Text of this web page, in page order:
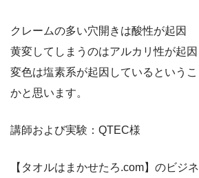
クレームの多い穴開きは酸性が起因
黄変してしまうのはアルカリ性が起因
変色は塩素系が起因しているという
かと思います。
講師および実験：QTEC様
【タオルはまかせたろ.com】のビジ